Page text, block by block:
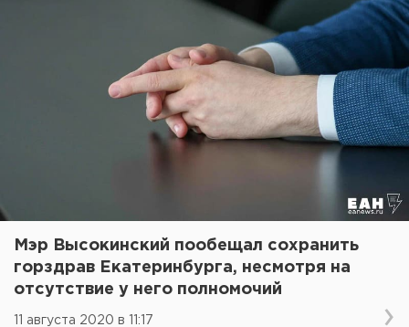
Мэр Высокинский пообещал сохранить
горздрав Екатеринбурга, несмотря на
отсутствие у него полномочий
11 августа 2020 в 11:17